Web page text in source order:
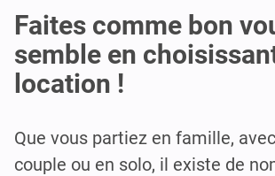
Faites comme bon
semble en
location !
Que vous partiez en famille,
couple ou en solo, il existe de